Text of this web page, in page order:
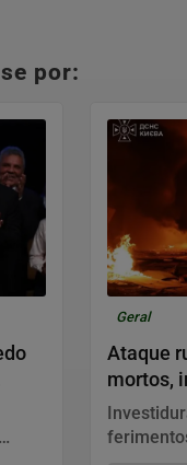
por:
Geral
Ataque
mortos,
Ucrânia